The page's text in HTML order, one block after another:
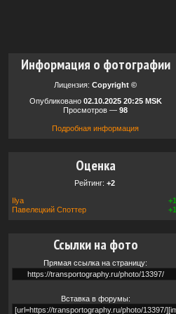
Информация о фотографии
Лицензия: Copyright ©
Опубликовано 02.10.2025 20:25 MSK
Просмотров — 98
Подробная информация
Оценка
Рейтинг: +2
Ilya
+1
Павелецкий Споттер
+1
Ссылки на фото
Прямая ссылка на страницу:
Вставка в форумы: